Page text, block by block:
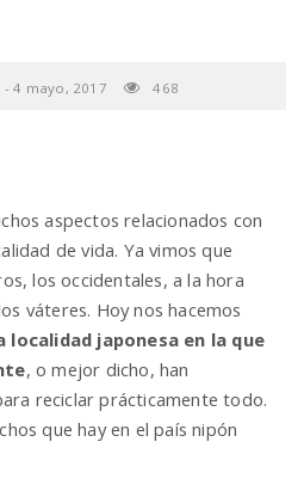
-4 mayo, 2017 468
aspectos relacionados con
de vida. Ya vimos que
los occidentales, a la hora
váteres. Hoy nos hacemos
localidad japonesa en la que
, o mejor dicho, han
reciclar prácticamente todo.
que hay en el país nipón